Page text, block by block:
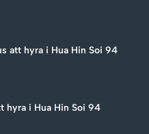
att hyra i Hua Hin Soi 94
hyra i Hua Hin Soi 94